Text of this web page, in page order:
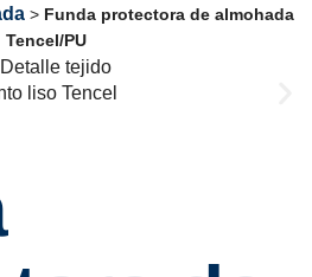
> Funda protectora de almohada
Tencel/PU